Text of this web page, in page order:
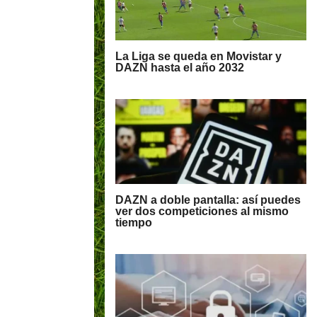
La Liga se queda en Movistar y
DAZN hasta el año 2032
DAZN a doble pantalla: así puedes
ver dos competiciones al mismo
tiempo